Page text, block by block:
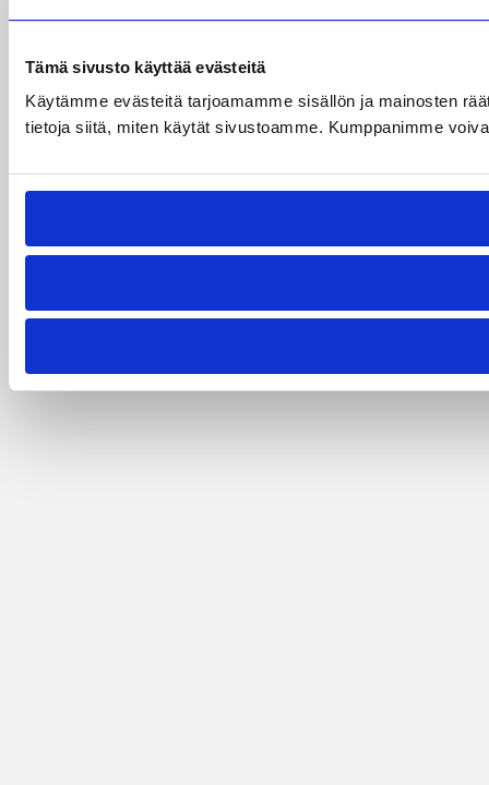
Tämä sivusto käyttää evästeitä
Käytämme evästeitä tarjoamamme sisällön ja mainosten
tietoja siitä, miten käytät sivustoamme. Kumppanimme